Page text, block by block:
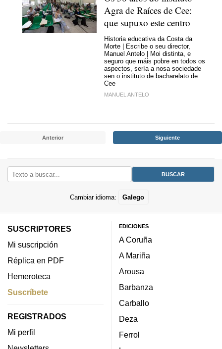
Agra de Raíces de Cee:
que supuxo este centro
Historia educativa da Costa da
Morte | Escribe o seu director,
Manuel Antelo | Moi distinta, e
seguro que máis pobre en todos os
aspectos, sería a nosa sociedade
sen o instituto de bacharelato de
Cee
MANUEL ANTELO
Anterior Siguiente
Cambiar idioma: Galego
SUSCRIPTORES
Mi suscripción
Réplica en PDF
Hemeroteca
Suscríbete
REGISTRADOS
Mi perfil
EDICIONES
A Coruña
A Mariña
Arousa
Barbanza
Carballo
Deza
Ferrol